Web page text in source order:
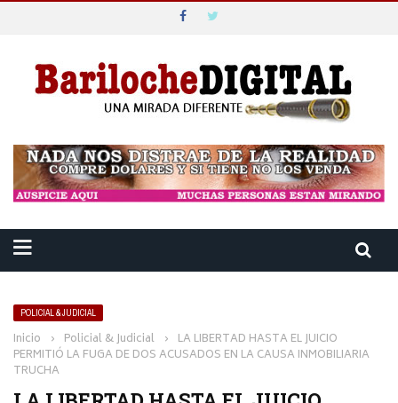
POLICIAL & JUDICIAL
Inicio › Policial & Judicial › LA LIBERTAD HASTA EL JUICIO
PERMITIÓ LA FUGA DE DOS ACUSADOS EN LA CAUSA INMOBILIARIA
TRUCHA